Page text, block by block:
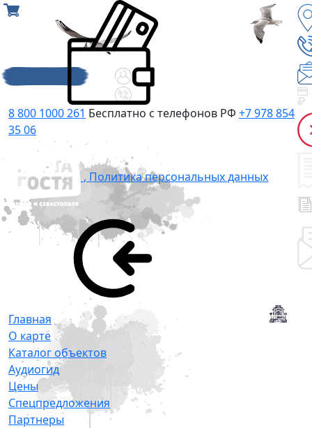
8 800 1000 261 Бесплатно с телефонов РФ +7 978 854
35 06
, Политика персональных данных
Главная
О карте
Каталог объектов
Аудиогид
Цены
Спецпредложения
Партнеры